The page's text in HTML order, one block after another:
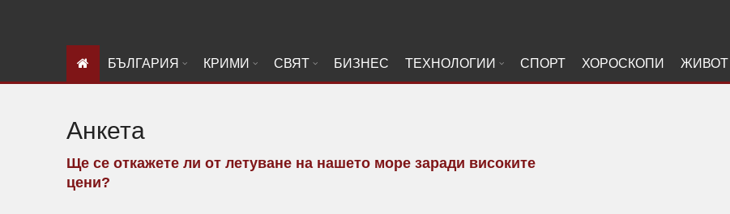
БЪЛГАРИЯ КРИМИ СВЯТ БИЗНЕС ТЕХНОЛОГИИ СПОРТ ХОРОСКОПИ ЖИВОТ
Анкета
Ще се откажете ли от летуване на нашето море заради високите
цени?